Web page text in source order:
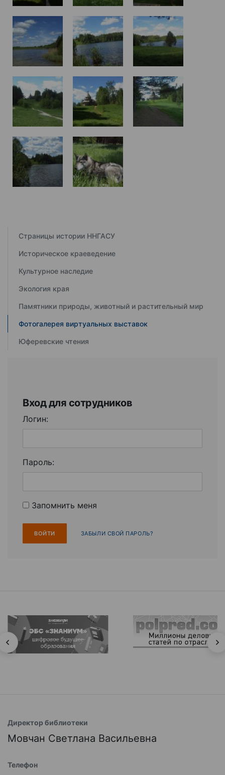
Страницы истории ННГАСУ
Историческое краеведение
Культурное наследие
Экология края
Памятники природы, животный и растительный мир
Фотогалерея виртуальных выставок
Юферевские чтения
Вход для сотрудников
Логин:
Пароль:
Запомнить меня
ЗАБЫЛИ СВОЙ ПАРОЛЬ?
Директор библиотеки
Мовчан Светлана Васильевна
Телефон